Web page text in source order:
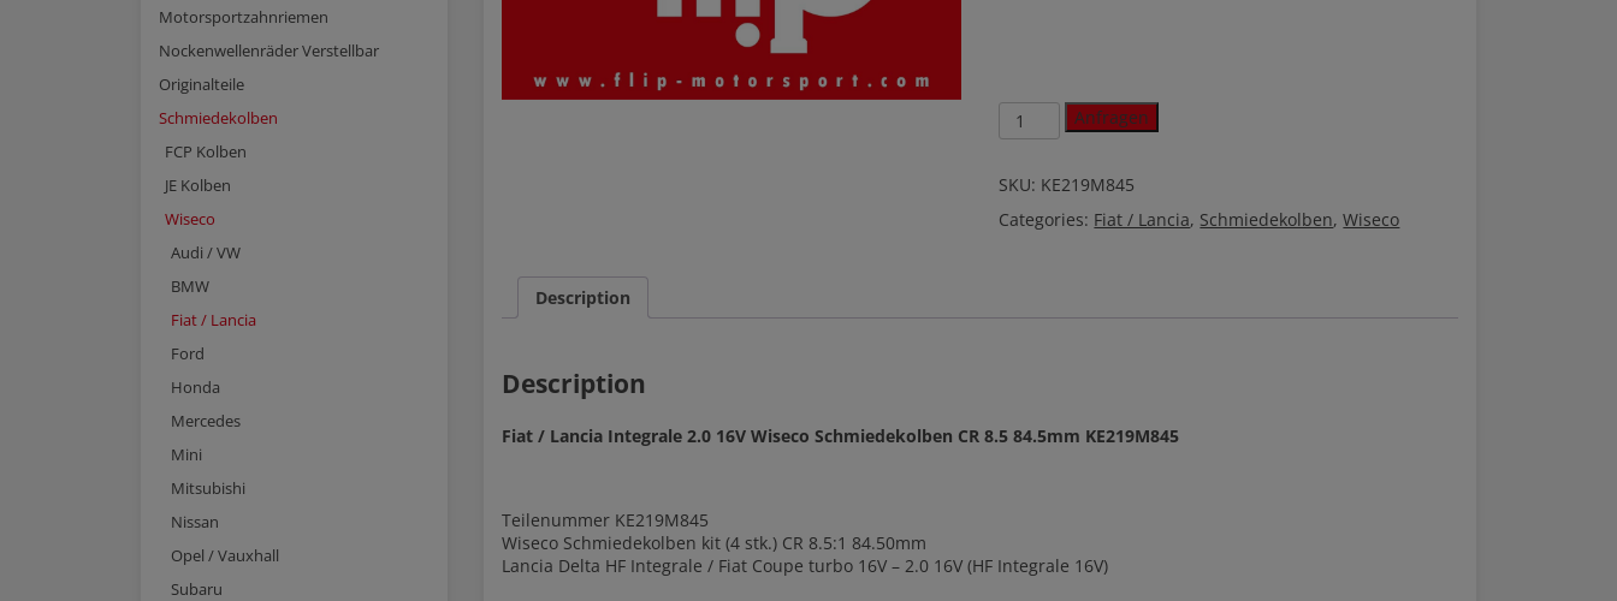
Motorsportzahnriemen
Nockenwellenräder Verstellbar
Originalteile
Schmiedekolben
FCP Kolben
JE Kolben
Wiseco
Audi / VW
BMW
Fiat / Lancia
Ford
Honda
Mercedes
Mini
Mitsubishi
Nissan
Opel / Vauxhall
Subaru
Fiat
/
Integrale
16V
8.5
Anfragen
SKU: KE219M845
Categories: Fiat / Lancia, Schmiedekolben,Wiseco
Description
Description
Fiat / Lancia Integrale 2.0 16V Wiseco Schmiedekolben CR 8.5 84.5mm KE219M845
Teilenummer KE219M845
Wiseco Schmiedekolben kit (4 stk.) CR 8.5:1 84.50mm
Lancia Delta HF Integrale / Fiat Coupe turbo 16V – 2.0 16V (HF Integrale 16V)